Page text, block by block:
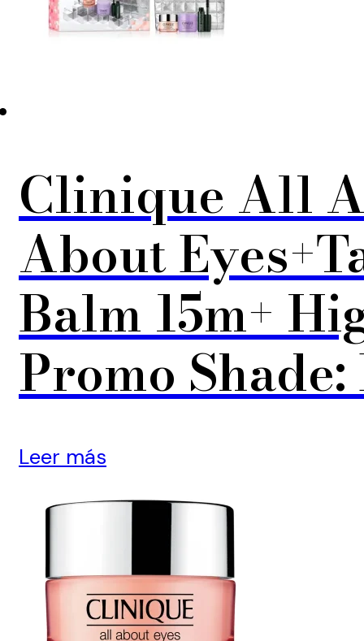
Clinique All
About
Balm 15m+
Promo
Leer más